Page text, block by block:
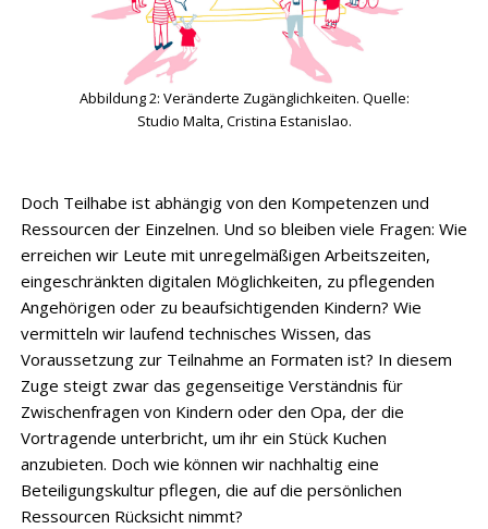
Abbildung 2: Veränderte Zugänglichkeiten. Quelle:
Studio Malta, Cristina Estanislao.
Doch Teilhabe ist abhängig von den Kompetenzen und
Ressourcen der Einzelnen. Und so bleiben viele Fragen: Wie
erreichen wir Leute mit unregelmäßigen Arbeitszeiten,
eingeschränkten digitalen Möglichkeiten, zu pflegenden
Angehörigen oder zu beaufsichtigenden Kindern? Wie
vermitteln wir laufend technisches Wissen, das
Voraussetzung zur Teilnahme an Formaten ist? In diesem
Zuge steigt zwar das gegenseitige Verständnis für
Zwischenfragen von Kindern oder den Opa, der die
Vortragende unterbricht, um ihr ein Stück Kuchen
anzubieten. Doch wie können wir nachhaltig eine
Beteiligungskultur pflegen, die auf die persönlichen
Ressourcen Rücksicht nimmt?